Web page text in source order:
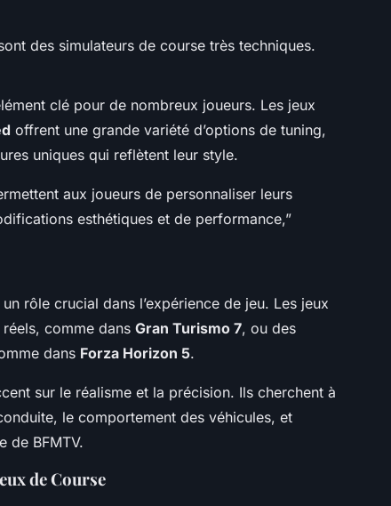
des simulateurs de course très techniques.
clé pour de nombreux joueurs. Les jeux
offrent une grande variété d’options de tuning,
uniques qui reflètent leur style.
aux joueurs de personnaliser leurs
esthétiques et de performance,”
rôle crucial dans l’expérience de jeu. Les jeux
comme dans Gran Turismo 7, ou des
dans Forza Horizon 5.
sur le réalisme et la précision. Ils cherchent à
le comportement des véhicules, et
de BFMTV.
de Course